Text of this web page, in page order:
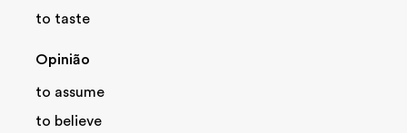
to taste
Opinião
to assume
to believe